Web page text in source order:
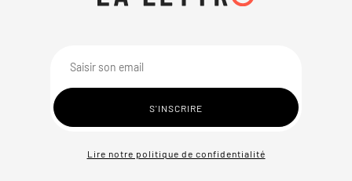
Lire notre politique de confidentialité